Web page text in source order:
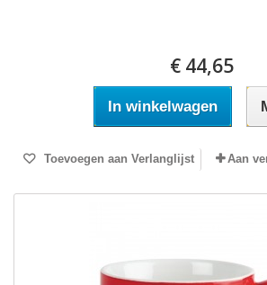
€ 44,65
In winkelwagen
Toevoegen aan Verlanglijst Aan